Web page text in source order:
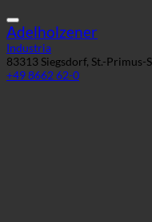
Adelholzener
Industria
83313 Siegsdorf, St.-Primus-
+49 8662 62-0